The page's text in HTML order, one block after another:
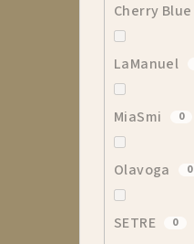
Cherry Blue
LaManuel
MiaSmi 0
Olavoga 0
SETRE 0